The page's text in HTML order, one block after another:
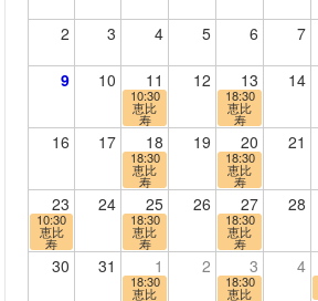
2 3 4 5 6 7
9 10 11 12 13 14
10:30
恵比
寿
18:30
恵比
寿
16 17 18 19 20 21
18:30
恵比
寿
18:30
恵比
寿
23 24 25 26 27 28
10:30
恵比
寿
18:30
恵比
寿
18:30
恵比
寿
30 31 1 2 3 4
18:30
恵比
18:30
恵比